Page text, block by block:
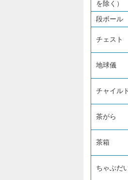
を除く）
段ボール
チェスト
地球儀
チャイル
茶がら
茶箱
ちゃぶだ